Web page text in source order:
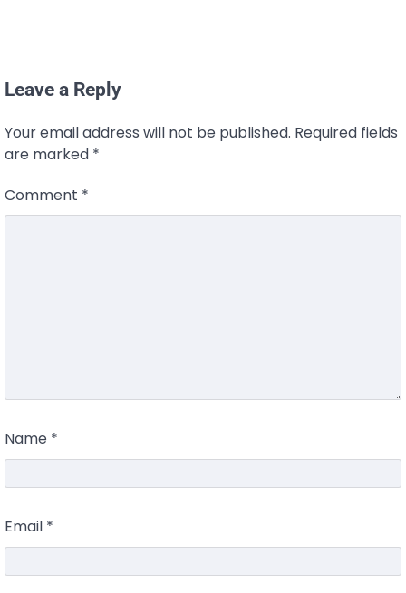
Leave a Reply
Your email address will not be published. Required fields
are marked *
Comment *
Name *
Email *